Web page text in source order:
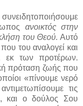
ανοικτός στην
του Θεού. Αυτό
που του αναλογεί και
εκ των προτέρων.
πρόταση ζωής που
«πίνουμε νερό
τις
και ο δούλος Σου